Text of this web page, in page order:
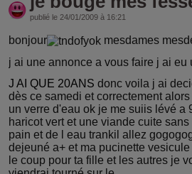
publié le 24/01/2009 à 16:21
bonjour
mesdames
j ai une annonce a vous faire j ai eu
J AI QUE 20ANS donc voila j ai
dès ce samedi et correctement
un verre d'eau ok je me suiis lévé
haricot vert et une viande cuite
pain et de l eau trankil allez
dejeuné a+ et ma pucinette
le coup pour ta fille et les autres je